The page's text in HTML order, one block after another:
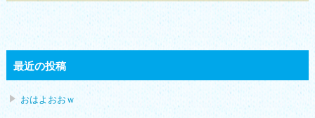
最近の投稿
おはよおおｗ